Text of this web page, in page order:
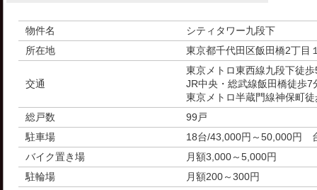
物件名
シティタワー九段下
所在地
東京都千代田区飯田橋2丁目
交通
東京メトロ東西線九段下徒歩
JR中央・総武線飯田橋徒歩7
東京メトロ半蔵門線神保町
総戸数
99戸
駐車場
18台/43,000円～50,000円
バイク置き場
月額3,000～5,000円
駐輪場
月額200～300円